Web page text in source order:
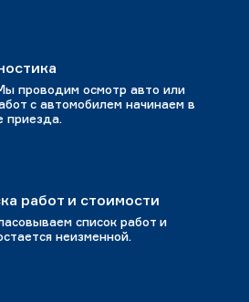
проводим осмотр авто или
с автомобилем начинаем в
приезда.
работ и стоимости
список работ и
неизменной.